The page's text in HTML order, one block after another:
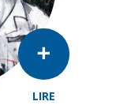
LIRE